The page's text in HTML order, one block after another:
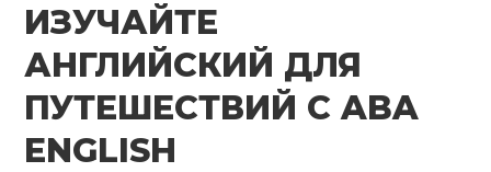
ИЗУЧАЙТЕ
АНГЛИЙСКИЙ ДЛЯ
ПУТЕШЕСТВИЙ С ABA
ENGLISH